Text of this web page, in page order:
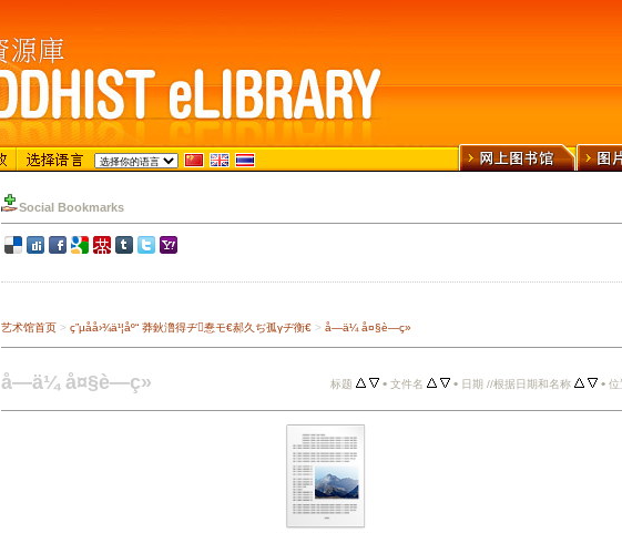
Social Bookmarks
艺术馆首页> ç”µå­å›¾ä¹¦åº“ 莽鈥澛得ヂ惷モ€郝久ぢ孤γヂ衡€> å—ä¼ å¤§è—ç»
å—ä¼ å¤§è—ç» 标题 • 文件名 • 日期 //根据日期和名称 • 位